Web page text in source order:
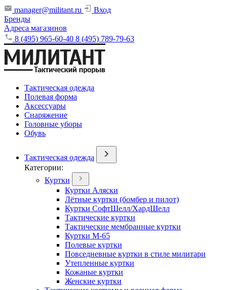
manager@militant.ru
Вход
Бренды
Адреса магазинов
8 (495) 965-60-40 8 (495) 789-79-63
Тактическая одежда
Полевая форма
Аксессуары
Снаряжение
Головные уборы
Обувь
Тактическая одежда
Категории:
Куртки
Куртки Аляски
Лётные куртки (бомбер и пилот)
Куртки СофтШелл/ХардШелл
Тактические куртки
Тактические мембранные куртки
Куртки М-65
Полевые куртки
Повседневные куртки в стиле милитари
Утепленные куртки
Кожаные куртки
Женские куртки